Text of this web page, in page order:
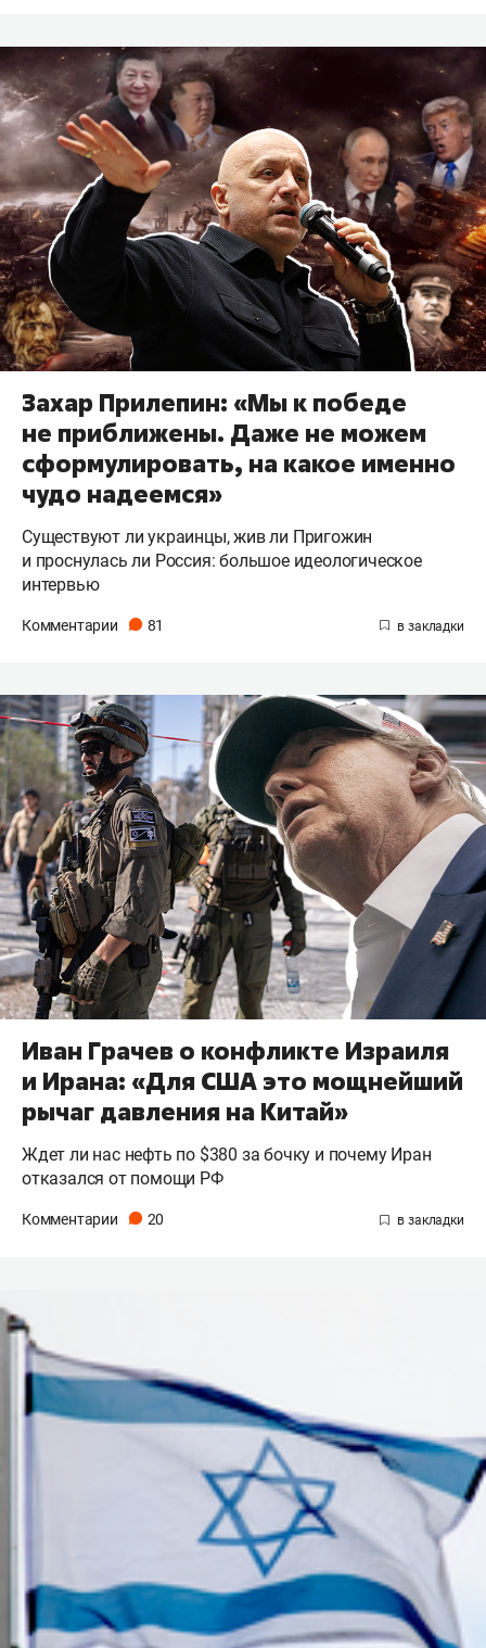
Захар Прилепин: «Мы к победе
не приближены. Даже не можем
сформулировать, на какое именно
чудо надеемся»
Существуют ли украинцы, жив ли Пригожин
и проснулась ли Россия: большое идеологическое
интервью
Комментарии 81
Иван Грачев о конфликте Израиля
и Ирана: «Для США это мощнейший
рычаг давления на Китай»
Ждет ли нас нефть по $380 за бочку и почему Иран
отказался от помощи РФ
Комментарии 20